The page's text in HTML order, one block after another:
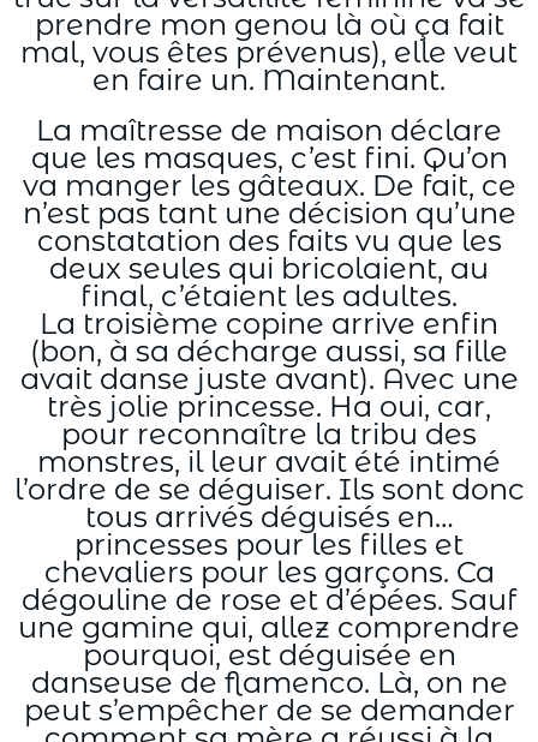
prendre mon genou là où ça fait
mal, vous êtes prévenus), elle veut
en faire un. Maintenant.
La maîtresse de maison déclare
que les masques, c’est fini. Qu’on
va manger les gâteaux. De fait, ce
n’est pas tant une décision qu’une
constatation des faits vu que les
deux seules qui bricolaient, au
final, c’étaient les adultes.
La troisième copine arrive enfin
(bon, à sa décharge aussi, sa fille
avait danse juste avant). Avec une
très jolie princesse. Ha oui, car,
pour reconnaître la tribu des
monstres, il leur avait été intimé
l’ordre de se déguiser. Ils sont donc
tous arrivés déguisés en…
princesses pour les filles et
chevaliers pour les garçons. Ca
dégouline de rose et d’épées. Sauf
une gamine qui, allez comprendre
pourquoi, est déguisée en
danseuse de flamenco. Là, on ne
peut s’empêcher de se demander